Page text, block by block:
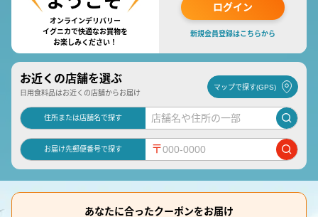
オンラインデリバリー
イグニカで快適なお買物を
お楽しみください！
ログイン
新規会員登録はこちらから
お近くの店舗を選ぶ
日用食料品はお近くの店舗からお届け
マップで探す(GPS)
住所または店舗名で探す
お届け先郵便番号で探す 〒
あなたに合ったクーポンをお届け